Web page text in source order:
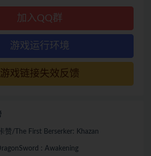
加入QQ群
游戏运行环境
游戏链接失效反馈
赞/The First Berserker: Khazan
: Awakening